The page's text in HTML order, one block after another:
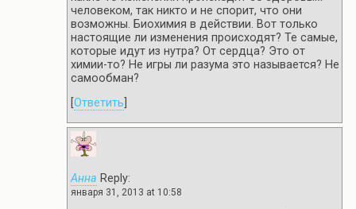
человеком, так никто и не спорит, что они
возможны. Биохимия в действии. Вот только
настоящие ли изменения происходят? Те самые,
которые идут из нутра? От сердца? Это от
химии-то? Не игры ли разума это называется? Не
самообман?
Ответить
Анна Reply:
января 31, 2013 at 10:58